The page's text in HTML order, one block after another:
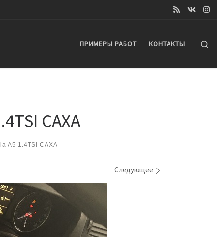
ПРИМЕРЫ РАБОТ КОНТАКТЫ
CAXA
A5 1.4TSI CAXA
Следующее